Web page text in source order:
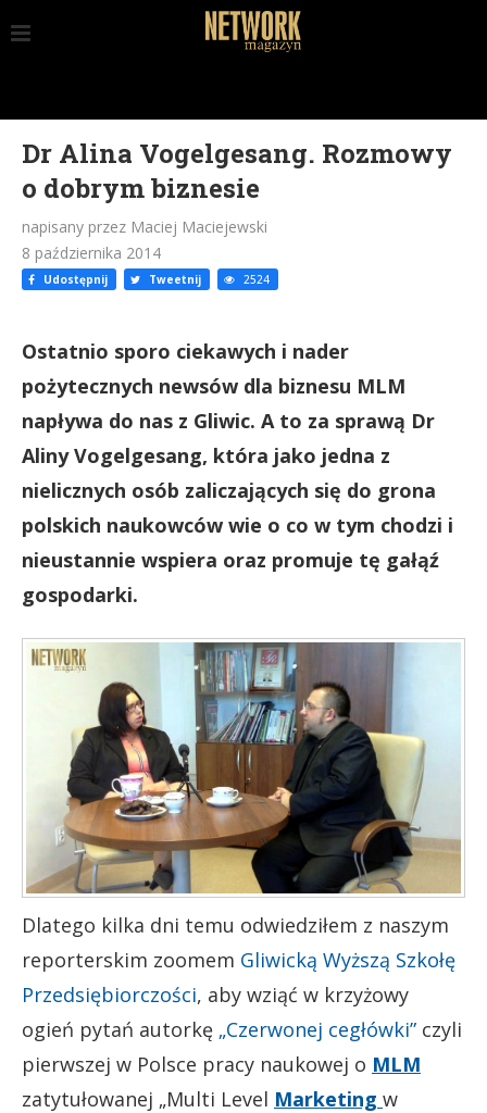
Dr Alina Vogelgesang. Rozmowy
o dobrym biznesie
napisany przez Maciej Maciejewski
8 października 2014
Udostępnij Tweetnij 2524
Ostatnio sporo ciekawych i nader
pożytecznych newsów dla biznesu MLM
napływa do nas z Gliwic. A to za sprawą Dr
Aliny Vogelgesang, która jako jedna z
nielicznych osób zaliczających się do grona
polskich naukowców wie o co w tym chodzi i
nieustannie wspiera oraz promuje tę gałąź
gospodarki.
Dlatego kilka dni temu odwiedziłem z naszym
reporterskim zoomem Gliwicką Wyższą Szkołę
Przedsiębiorczości, aby wziąć w krzyżowy
ogień pytań autorkę „Czerwonej cegłówki” czyli
pierwszej w Polsce pracy naukowej o MLM
zatytułowanej „Multi Level Marketing w